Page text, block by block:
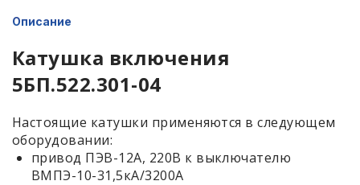
Описание
Катушка включения
5БП.522.301-04
Настоящие катушки применяются в следующем
оборудовании:
привод ПЭВ-12А, 220В к выключателю
ВМПЭ-10-31,5кА/3200А